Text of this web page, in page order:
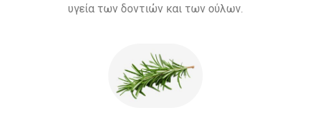
υγεία των δοντιών και των ούλων.